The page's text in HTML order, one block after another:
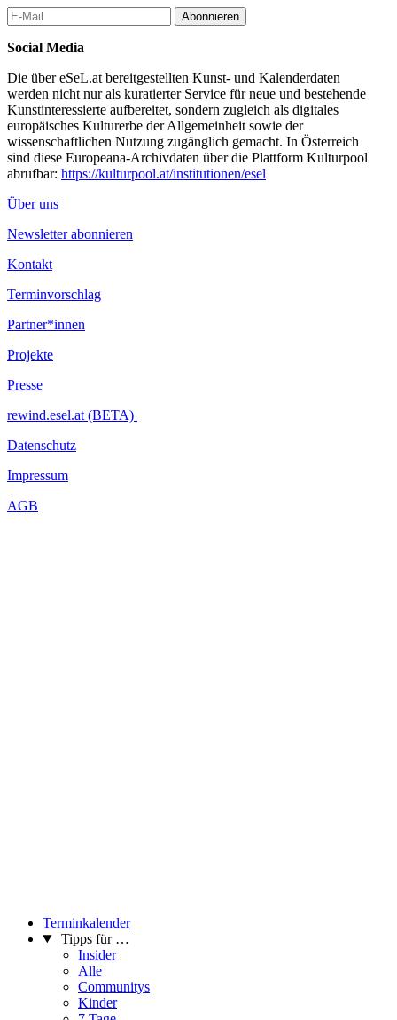
Abonnieren
Social Media
Die über eSeL.at bereitgestellten Kunst- und Kalenderdaten
werden nicht nur als kuratierter Service für neue und bestehende
Kunstinteressierte aufbereitet, sondern zugleich als digitales
europäisches Kulturerbe der Allgemeinheit sowie der
wissenschaftlichen Nutzung zugänglich gemacht. In Österreich
sind diese Europeana-Archivdaten über die Plattform Kulturpool
abrufbar: https://kulturpool.at/institutionen/esel
Über uns
Newsletter abonnieren
Kontakt
Terminvorschlag
Partner*innen
Projekte
Presse
rewind.esel.at (BETA)
Datenschutz
Impressum
AGB
Terminkalender
Tipps für …
Insider
Alle
Communitys
Kinder